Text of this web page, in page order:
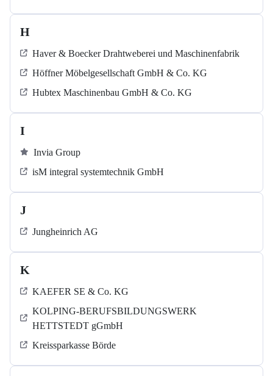
H
Haver & Boecker Drahtweberei und Maschinenfabrik
Höffner Möbelgesellschaft GmbH & Co. KG
Hubtex Maschinenbau GmbH & Co. KG
I
Invia Group
isM integral systemtechnik GmbH
J
Jungheinrich AG
K
KAEFER SE & Co. KG
KOLPING-BERUFSBILDUNGSWERK
HETTSTEDT gGmbH
Kreissparkasse Börde